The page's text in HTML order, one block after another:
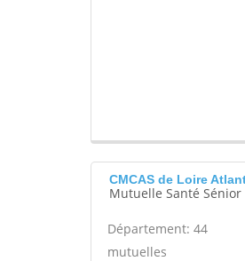
CMCAS de Loire
Mutuelle Santé Sénior
Département: 44
mutuelles